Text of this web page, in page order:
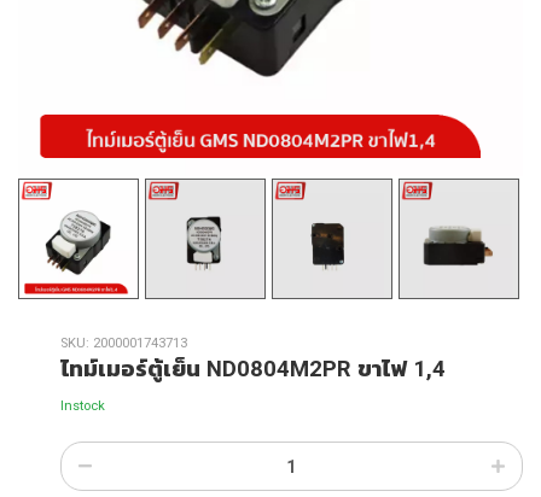
SKU: 2000001743713
ไทม์เมอร์ตู้เย็น ND0804M2PR ขาไฟ 1,4
Instock